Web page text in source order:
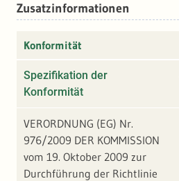
Zusatzinformationen
Konformität
Spezifikation der
Konformität
VERORDNUNG (EG) Nr.
976/2009 DER KOMMISSION
vom 19. Oktober 2009 zur
Durchführung der Richtlinie